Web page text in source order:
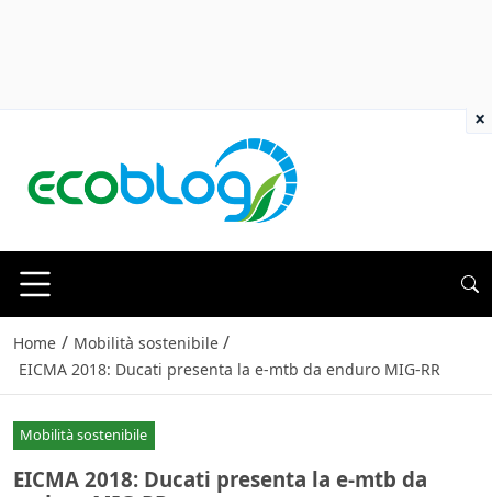
Home / Mobilità sostenibile /
EICMA 2018: Ducati presenta la e-mtb da enduro MIG-RR
Mobilità sostenibile
EICMA 2018: Ducati presenta la e-mtb da
×